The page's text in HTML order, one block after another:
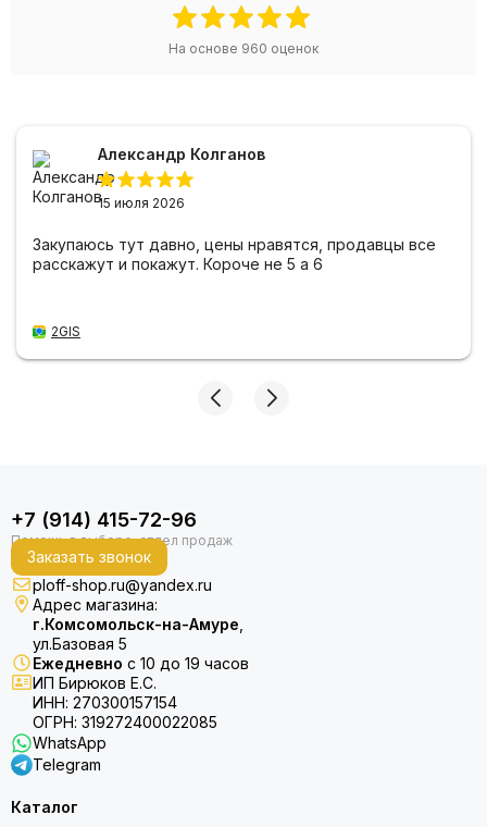
На основе 960 оценок
Александр Колганов
15 июля 2026
Закупаюсь тут давно, цены нравятся, продавцы все
расскажут и покажут. Короче не 5 а 6
2GIS
+7 (914) 415-72-96
Заказать звонок
ploff-shop.ru@yandex.ru
Адрес магазина:
г.Комсомольск-на-Амуре
ул.Базовая 5
Ежедневно с 10 до 19 часов
ИП Бирюков Е.С.
ИНН: 270300157154
ОГРН: 319272400022085
WhatsApp
Telegram
Каталог